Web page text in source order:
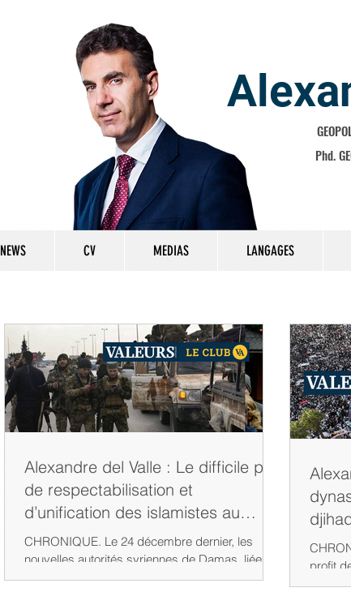
Phd.
NEWS CV MEDIAS LANGAGES
Alexandre del Valle : Le difficile pari
de respectabilisation et
d’unification des islamistes au
pouvoir à Damas
CHRONIQUE. Le 24 décembre dernier, les
nouvelles autorités syriennes de Damas, liées
au HTS, ont annoncé un accord avec « tous
CHRONIQUE La chute
profit
de